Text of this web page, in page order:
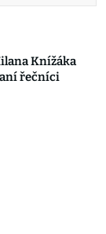
Knížáka
řečníci